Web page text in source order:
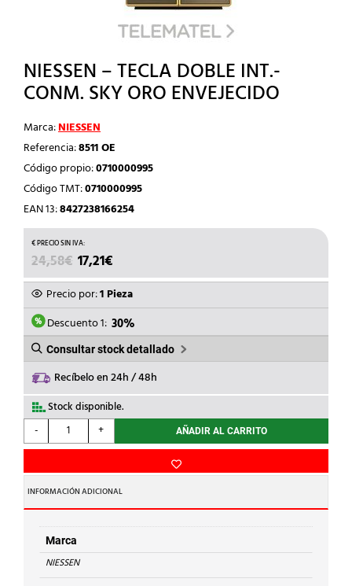
NIESSEN – TECLA DOBLE INT.-
CONM. SKY ORO ENVEJECIDO
Marca:NIESSEN
Referencia:8511 OE
Código propio:0710000995
Código TMT:0710000995
EAN 13:8427238166254
24,58€ EL
PRECIO
ORIGINAL
ERA:
24,58€.
17,21€
PRECIO
ACTUAL
ES:
17,21€.
Precio por:1 Pieza
Descuento 1: 30%
Consultar stock detallado
Recíbelo en 24h / 48h
Stock disponible.
-
NIESSEN
-
DOBLE
INT.-
CONM.
SKY
ORO
ENVEJECIDO
cantidad
+ AÑADIR AL CARRITO
INFORMACIÓN ADICIONAL
Marca
NIESSEN